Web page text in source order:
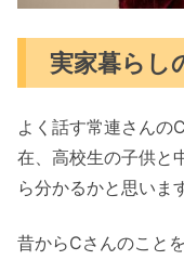
実家暮らし
よく話す常連さんの
在、高校生の子供と
ら分かるかと思いま
昔からCさんのこと